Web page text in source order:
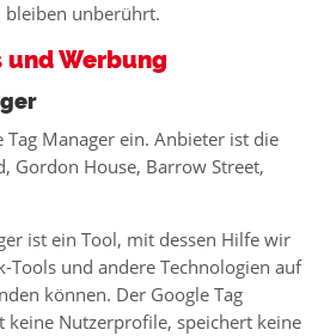
unberührt.
und Werbung
Tag Manager ein. Anbieter ist die
Gordon House, Barrow Street,
ist ein Tool, mit dessen Hilfe wir
Tools und andere Technologien auf
können. Der Google Tag
keine Nutzerprofile, speichert keine